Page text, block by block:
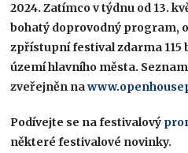
2024. Zatímco v týdnu od 13.
bohatý doprovodný program, o
zpřístupní festival zdarma 115
území hlavního města.
zveřejněn na
Podívejte se na festivalový
některé festivalové novinky.